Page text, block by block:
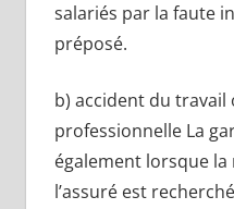
salariés par la faute
préposé.
b) accident du travail
professionnelle La
également lorsque
l’assuré est